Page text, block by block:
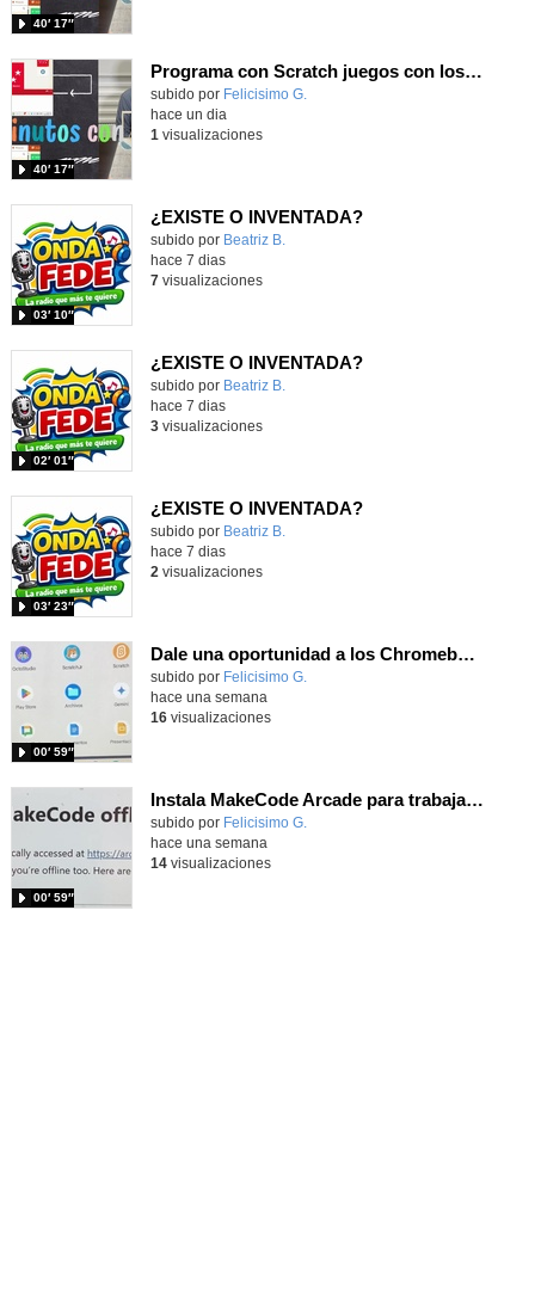
40′ 17″
Programa con Scratch juegos con los partidos del mundial 2026 ganados por España
Contenido educativo.
subido por Felicisimo G.
40′ 17″
hace un dia
1 visualizaciones
¿EXISTE O INVENTADA?
Contenido educativo.
subido por Beatriz B.
03′ 10″
hace 7 dias
7visualizaciones
¿EXISTE O INVENTADA?
Contenido educativo.
subido por Beatriz B.
02′ 01″
hace 7 dias
3visualizaciones
¿EXISTE O INVENTADA?
Contenido educativo.
subido por Beatriz B.
03′ 23″
hace 7 dias
2 visualizaciones
Dale una oportunidad a los Chromebooks y utiliza un proyector para realizar talleres si no tienes pantallas táctiles
Contenido educativo.
subido por Felicisimo G.
00′ 59″
hace una semana
16visualizaciones
Instala MakeCode Arcade para trabajar offline en tu tablet, ordenador, Chromebook
Contenido educativo.
subido por Felicisimo G.
00′ 59″
hace una semana
14visualizaciones